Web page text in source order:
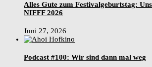
Alles Gute zum Festivalgeburtstag:
NIFFF 2026
Juni 27, 2026
Podcast #100: Wir sind dann mal weg